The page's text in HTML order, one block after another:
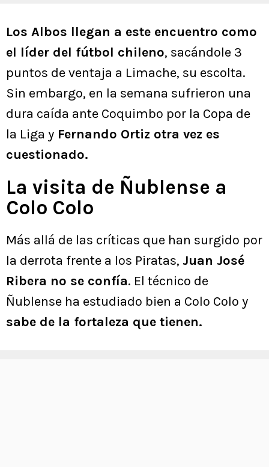
Los Albos llegan a este encuentro como
el líder del fútbol chileno, sacándole 3
puntos de ventaja a Limache, su escolta.
Sin embargo, en la semana sufrieron una
dura caída ante Coquimbo por la Copa de
la Liga y Fernando Ortiz otra vez es
cuestionado.
La visita de Ñublense a
Colo Colo
Más allá de las críticas que han surgido por
la derrota frente a los Piratas, Juan José
Ribera no se confía. El técnico de
Ñublense ha estudiado bien a Colo Colo y
sabe de la fortaleza que tienen.